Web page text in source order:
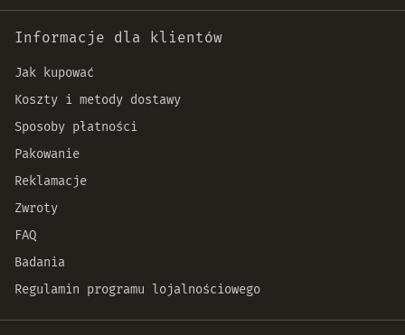
Informacje dla klientów
Jak kupować
Koszty i metody dostawy
Sposoby płatności
Pakowanie
Reklamacje
Zwroty
FAQ
Badania
Regulamin programu lojalnościowego